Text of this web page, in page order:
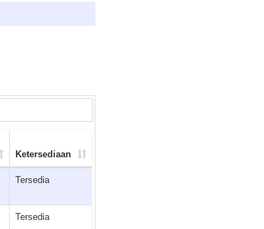
Ketersediaan
Tersedia
Tersedia